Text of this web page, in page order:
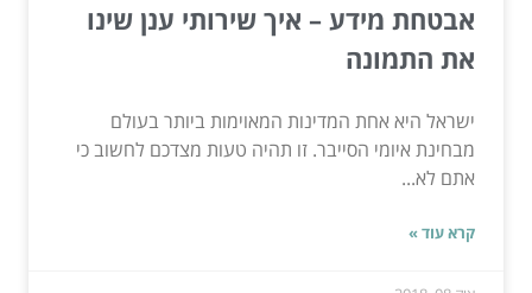
אבטחת מידע – איך שירותי ענן שינו
את התמונה
ישראל היא אחת המדינות המאוימות ביותר בעולם
מבחינת איומי הסייבר. זו תהיה טעות מצדכם לחשוב כי
אתם לא...
קרא עוד »